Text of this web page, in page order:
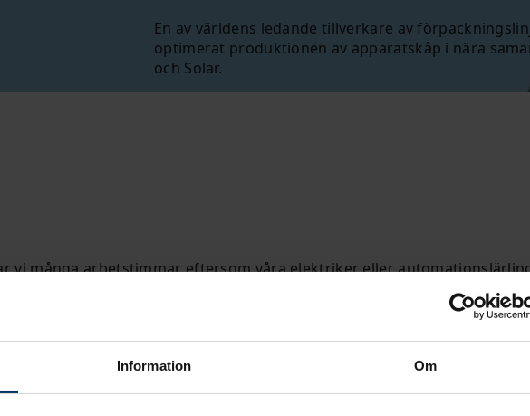
Information Om
En av världens ledande tillverkare av
optimerat produktionen av apparatskåp i nära
och Solar.
vi många arbetstimmar eftersom våra elektriker eller
varje gång vi börjar med ett nytt skåp.
Peter Mortensen,
Optimerad upphandling av